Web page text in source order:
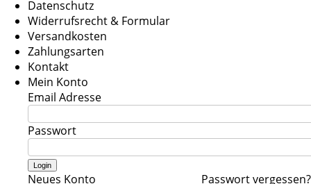
Datenschutz
Widerrufsrecht & Formular
Versandkosten
Zahlungsarten
Kontakt
Mein Konto
Email Adresse
Passwort
Neues Konto Passwort vergessen?